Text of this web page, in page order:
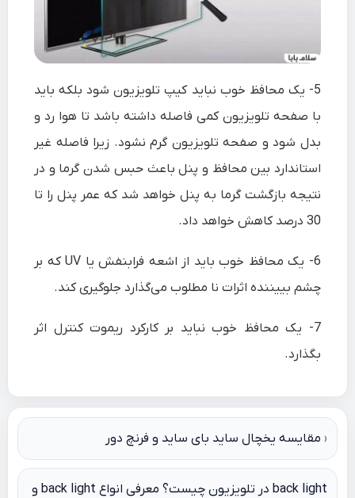
5-
یک محافظ خوب نباید کیپ تلویزیون شود بلکه باید
با صفحه تلویزیون کمی فاصله داشته باشد تا هوا رد و
بدل شود و صفحه تلویزیون گرم نشود. زیرا فاصله غیر
استاندارد بین محافظ و پنل باعث حبس شدن گرما و در
نتیجه بازگشت گرما به پنل خواهد شد که عمر پنل را تا
30 درصد کاهش خواهد داد.
6-
یک محافظ خوب باید از اشعه فرابنفش یا UV که بر
چشم بییننده اثرات نا مطلوب می‌گذارد جلوگیری کند.
7-
یک محافظ خوب نباید بر کارکرد ریموت کنترل اثر
بگذارد.
راهبری
نوشته
مقایسه یخچال ساید بای ساید و فرنچ دور
back light در تلویزیون چیست؟ معرفی انواع back light و